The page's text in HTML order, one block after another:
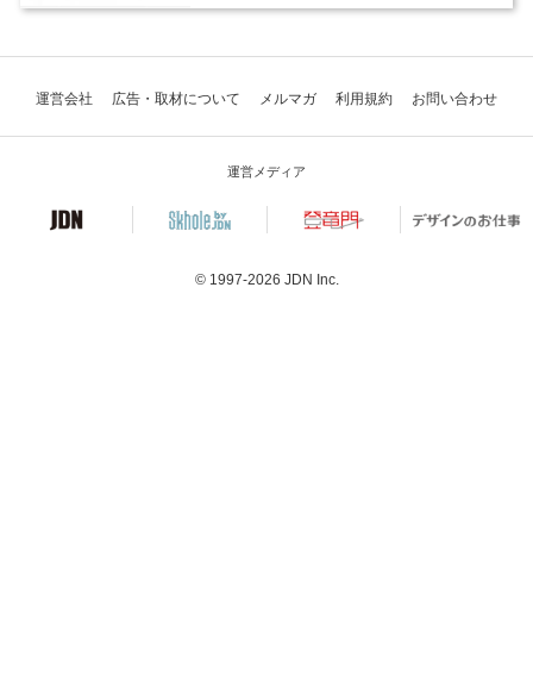
運営会社 広告・取材について メルマガ 利用規約 お問い合わせ
運営メディア
© 1997-2026 JDN Inc.